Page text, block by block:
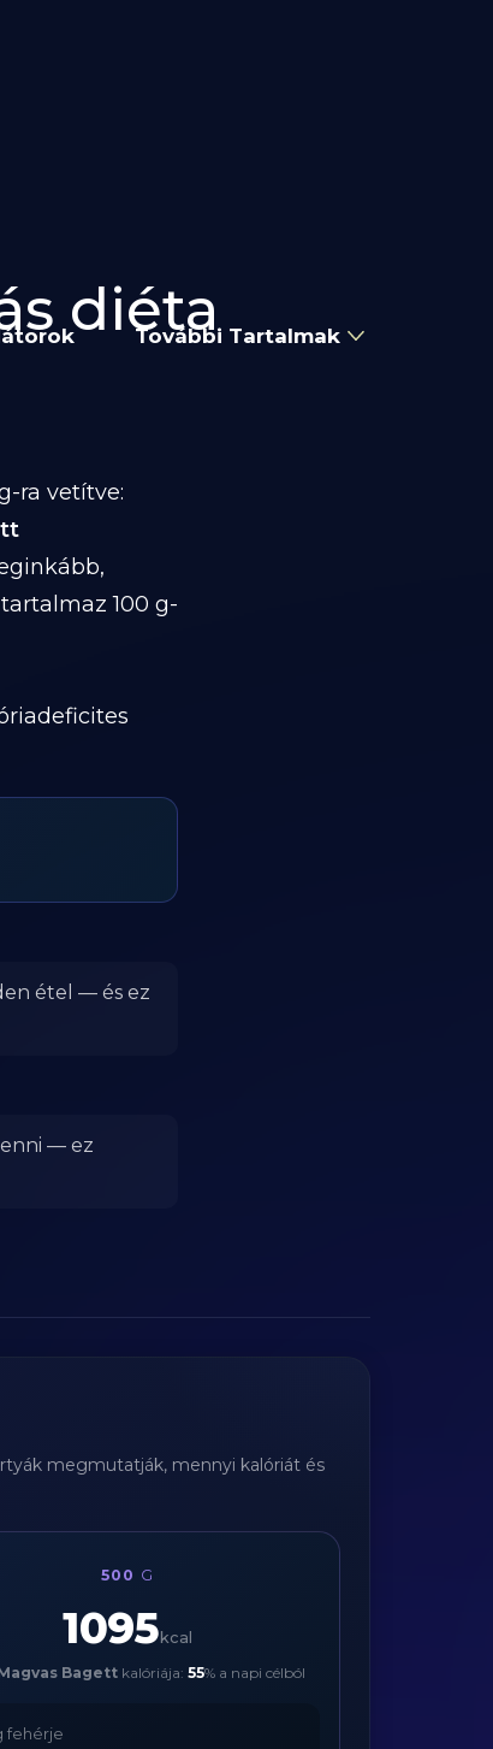
További Tartalmak
diéta
ra vetítve:
100 g-
étel — és ez
— ez
megmutatják, mennyi kalóriát és
500 G
1095 kcal
Bagettkalóriája: 55% a napi célból
fehérje